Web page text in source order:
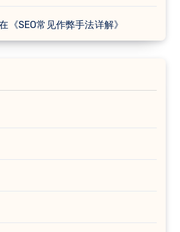
《SEO常见作弊手法详解》